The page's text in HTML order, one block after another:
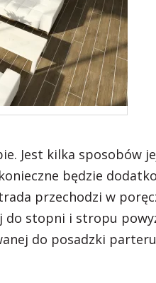
Jest kilka sposobów
będzie
przechodzi w
stopni i stropu
do posadzki